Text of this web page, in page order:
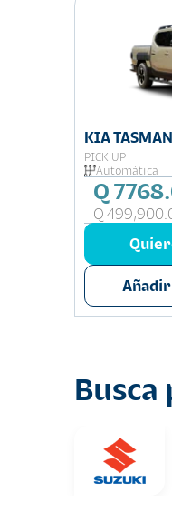
KIA
PICK UP
Automática
Q
Q